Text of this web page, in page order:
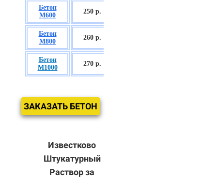
Бетон
М600
250 р.
Бетон
М800
260 р.
Бетон
М1000
270 р.
ЗАКАЗАТЬ БЕТОН
Известково
Штукатурный
Раствор за